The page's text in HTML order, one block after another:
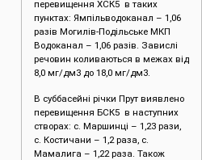
перевищення ХСК5 в таких
пунктах: Ямпільводоканал – 1,06
разів Могилів-Подільське МКП
Водоканал – 1,06 разів. Завислі
речовин коливаються в межах від
8,0 мг/дм3 до 18,0 мг/дм3.
В суббасейні річки Прут виявлено
перевищення БСК5 в наступних
створах: c. Маршинці – 1,23 рази,
с. Костичани – 1,2 раза, с.
Мамалига – 1,22 раза. Також